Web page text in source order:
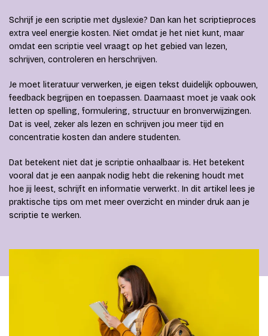
Schrijf je een scriptie met dyslexie? Dan kan het scriptieproces
extra veel energie kosten. Niet omdat je het niet kunt, maar
omdat een scriptie veel vraagt op het gebied van lezen,
schrijven, controleren en herschrijven.
Je moet literatuur verwerken, je eigen tekst duidelijk opbouwen,
feedback begrijpen en toepassen. Daarnaast moet je vaak ook
letten op spelling, formulering, structuur en bronverwijzingen.
Dat is veel, zeker als lezen en schrijven jou meer tijd en
concentratie kosten dan andere studenten.
Dat betekent niet dat je scriptie onhaalbaar is. Het betekent
vooral dat je een aanpak nodig hebt die rekening houdt met
hoe jij leest, schrijft en informatie verwerkt. In dit artikel lees je
praktische tips om met meer overzicht en minder druk aan je
scriptie te werken.